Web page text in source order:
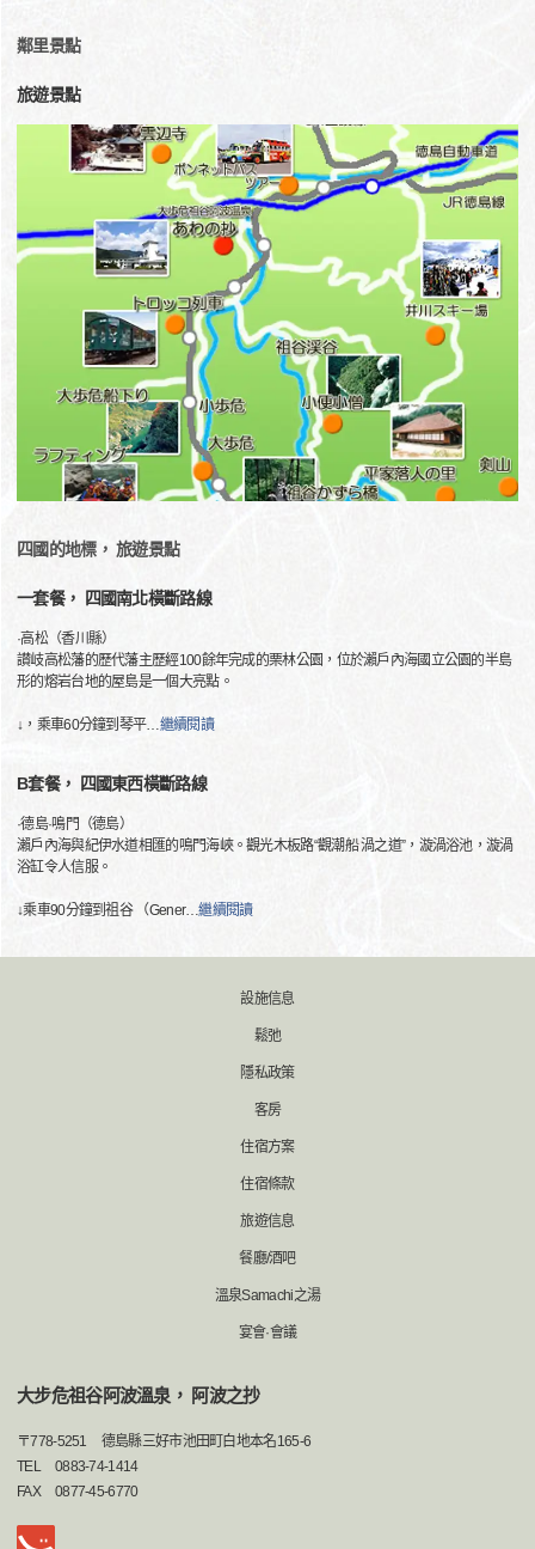
鄰里景點
旅遊景點
四國的地標， 旅遊景點
一套餐， 四國南北橫斷路線
·高松（香川縣）
讃岐高松藩的歷代藩主歷經100餘年完成的栗林公園，位於瀨戶內海國立公園的半島
形的熔岩台地的屋島是一個大亮點。
↓，乘車60分鐘到琴平…繼續閱讀
B套餐， 四國東西橫斷路線
·德島·鳴門（德島）
瀨戶內海與紀伊水道相匯的鳴門海峽。觀光木板路“觀潮船 渦之道”，漩渦浴池，漩渦
浴缸令人信服。
↓乘車90分鐘到祖谷 （Gener…繼續閱讀
設施信息
鬆弛
隱私政策
客房
住宿方案
住宿條款
旅遊信息
餐廳/酒吧
溫泉Samachi之湯
宴會·會議
大步危祖谷阿波溫泉， 阿波之抄
〒778-5251
德島縣三好市池田町白地本名165-6
TEL
0883-74-1414
FAX
0877-45-6770